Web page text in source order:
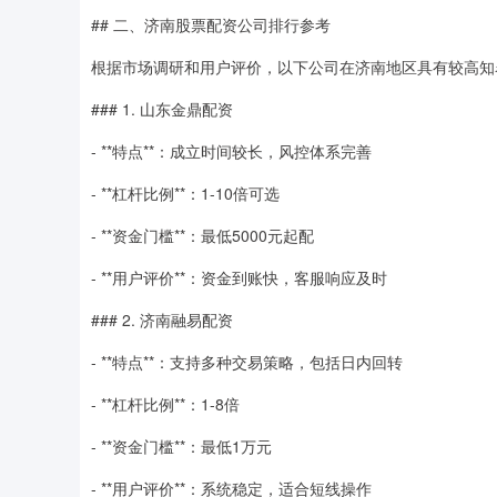
## 二、济南股票配资公司排行参考
根据市场调研和用户评价，以下公司在济南地区具有较高
### 1. 山东金鼎配资
- **特点**：成立时间较长，风控体系完善
- **杠杆比例**：1-10倍可选
- **资金门槛**：最低5000元起配
- **用户评价**：资金到账快，客服响应及时
### 2. 济南融易配资
- **特点**：支持多种交易策略，包括日内回转
- **杠杆比例**：1-8倍
- **资金门槛**：最低1万元
- **用户评价**：系统稳定，适合短线操作